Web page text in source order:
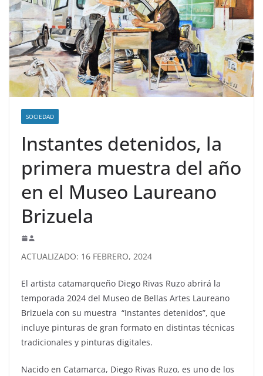
SOCIEDAD
Instantes detenidos, la
primera muestra del año
en el Museo Laureano
Brizuela
ACTUALIZADO: 16 FEBRERO, 2024
El artista catamarqueño Diego Rivas Ruzo abrirá la
temporada 2024 del Museo de Bellas Artes Laureano
Brizuela con su muestra “Instantes detenidos”, que
incluye pinturas de gran formato en distintas técnicas
tradicionales y pinturas digitales.
Nacido en Catamarca, Diego Rivas Ruzo, es uno de los